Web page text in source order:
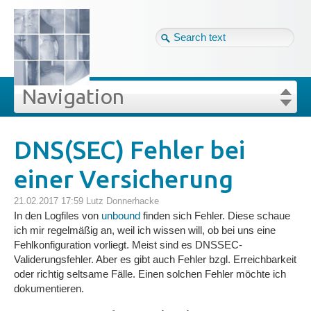
Tag cloud
Site map
Login
Forgot your password?
Navigation
Projekte
Veröffentlichungen
Blog
Impressum
Datenschutz
» Blog » DNS(SEC) Fehler bei einer Versicherung
DNS(SEC) Fehler bei
einer Versicherung
21.02.2017 17:59 Lutz Donnerhacke
In den Logfiles von unbound finden sich Fehler. Diese schaue
ich mir regelmäßig an, weil ich wissen will, ob bei uns eine
Fehlkonfiguration vorliegt. Meist sind es DNSSEC-
Validerungsfehler. Aber es gibt auch Fehler bzgl. Erreichbarkeit
oder richtig seltsame Fälle. Einen solchen Fehler möchte ich
dokumentieren.